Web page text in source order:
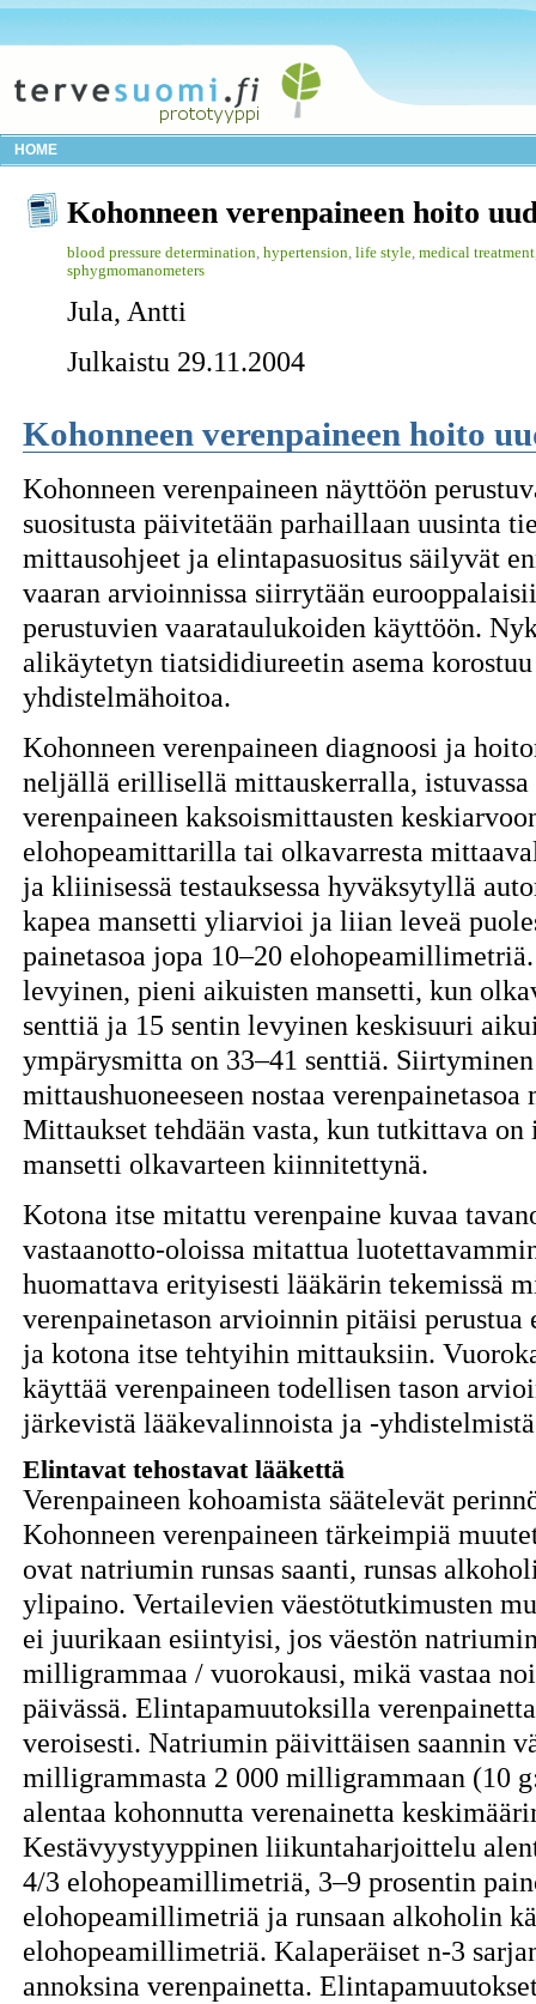
HOME
Kohonneen verenpaineen hoito
blood pressure determination hypertension life style medical treatment
sphygmomanometers
Jula, Antti
Julkaistu 29.11.2004
Kohonneen verenpaineen hoito
Kohonneen verenpaineen näyttöön
suositusta päivitetään parhaillaan uusinta
mittausohjeet ja elintapasuositus säilyvät
vaaran arvioinnissa siirrytään
perustuvien vaarataulukoiden käyttöön.
alikäytetyn tiatsididiureetin asema
yhdistelmähoitoa.
Kohonneen verenpaineen diagnoosi ja
neljällä erillisellä mittauskerralla, istuvassa
verenpaineen kaksoismittausten
elohopeamittarilla tai olkavarresta
ja kliinisessä testauksessa hyväksytyllä
kapea mansetti yliarvioi ja liian leveä
painetasoa jopa 10–20
levyinen, pieni aikuisten mansetti, kun
senttiä ja 15 sentin levyinen keskisuuri
ympärysmitta on 33–41 senttiä.
mittaushuoneeseen nostaa
Mittaukset tehdään vasta, kun tutkittava
mansetti olkavarteen kiinnitettynä.
Kotona itse mitattu verenpaine kuvaa
vastaanotto-oloissa mitattua
huomattava erityisesti lääkärin tekemissä
verenpainetason arvioinnin pitäisi
ja kotona itse tehtyihin mittauksiin.
käyttää verenpaineen todellisen tason
järkevistä lääkevalinnoista ja -
Elintavat tehostavat lääkettä
Verenpaineen kohoamista säätelevät
Kohonneen verenpaineen tärkeimpiä
ovat natriumin runsas saanti, runsas
ylipaino. Vertailevien väestötutkimusten
ei juurikaan esiintyisi, jos väestön
milligrammaa / vuorokausi, mikä vastaa
päivässä. Elintapamuutoksilla
veroisesti. Natriumin päivittäisen saannin
milligrammasta 2 000 milligrammaan (10
alentaa kohonnutta verenainetta
Kestävyystyyppinen liikuntaharjoittelu
4/3 elohopeamillimetriä, 3–9 prosentin
elohopeamillimetriä ja runsaan alkoholin
elohopeamillimetriä. Kalaperäiset n-3
annoksina verenpainetta.